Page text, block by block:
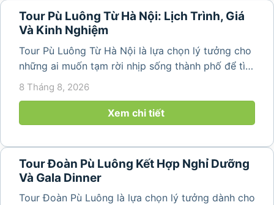
Tour Pù Luông Từ Hà Nội: Lịch Trình, Giá
Và Kinh Nghiệm
Tour Pù Luông Từ Hà Nội là lựa chọn lý tưởng cho
những ai muốn tạm rời nhịp sống thành phố để tìm
về không gian núi rừng xanh mát, những bản làng
yên bình và ruộng bậc thang đặc trưng của Pù
8 Tháng 8, 2026
Xem chi tiết
Tour Đoàn Pù Luông Kết Hợp Nghỉ Dưỡng
Và Gala Dinner
Tour Đoàn Pù Luông là lựa chọn lý tưởng dành cho